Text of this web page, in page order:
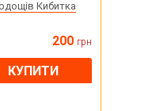
Кибитка
200 грн
КУПИТИ